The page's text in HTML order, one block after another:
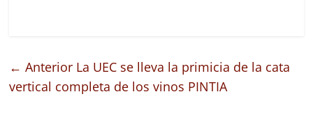
← Anterior La UEC se lleva la primicia de la cata
vertical completa de los vinos PINTIA